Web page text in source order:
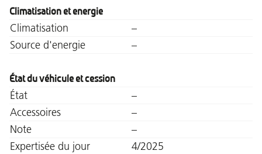
Climatisation et energie
Climatisation
–
Source d'energie
–
État du véhicule et cession
État
–
Accessoires
–
Note
–
Expertisée du jour
4/2025